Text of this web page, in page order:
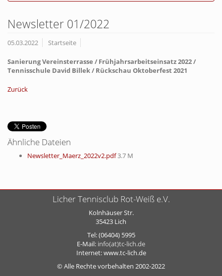
Newsletter 01/2022
05.03.2022 Startseite
Sanierung Vereinsterrasse / Frühjahrsarbeitseinsatz 2022 /
Tennisschule David Billek / Rückschau Oktoberfest 2021
Zurück
Ähnliche Dateien
Newsletter_Maerz_2022v2.pdf3.7 M
Licher Tennisclub Rot-Weiß e.V.
Kolnhäuser Str.
35423 Lich
Tel: (06404) 5995
E-Mail: info(at)tc-lich.de
Internet: www.tc-lich.de
© Alle Rechte vorbehalten 2002-2022